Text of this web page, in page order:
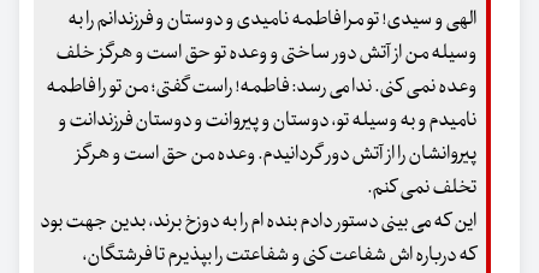
الهی و سیدی! تو مرا فاطمه نامیدی و دوستان و فرزندانم را به
وسیله من از آتش دور ساختی و وعده تو حق است و هرگز خلف
وعده نمی کنی. ندا می رسد: فاطمه! راست گفتی؛ من تو را فاطمه
نامیدم و به وسیله تو، دوستان و پیروانت و دوستان فرزندانت و
پیروانشان را از آتش دور گردانیدم. وعده من حق است و هرگز
تخلف نمی کنم.
این که می بینی دستور دادم بنده ام را به دوزخ برند، بدین جهت بود
که درباره اش شفاعت کنی و شفاعتت را بپذیرم تا فرشتگان،